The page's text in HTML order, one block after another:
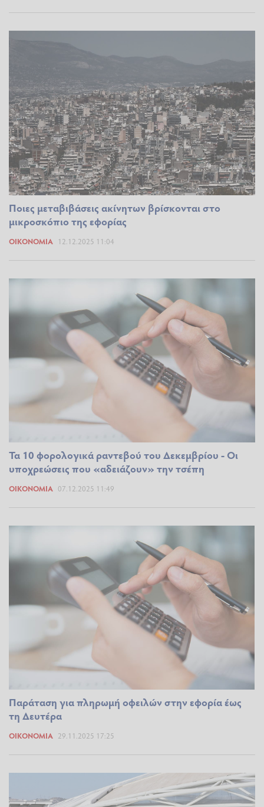
Ποιες μεταβιβάσεις ακίνητων βρίσκονται στο
μικροσκόπιο της εφορίας
ΟΙΚΟΝΟΜΊΑ 12.12.2025 11:04
Τα 10 φορολογικά ραντεβού του Δεκεμβρίου - Οι
υποχρεώσεις που «αδειάζουν» την τσέπη
ΟΙΚΟΝΟΜΊΑ 07.12.2025 11:49
Παράταση για πληρωμή οφειλών στην εφορία έως
τη Δευτέρα
ΟΙΚΟΝΟΜΊΑ 29.11.2025 17:25